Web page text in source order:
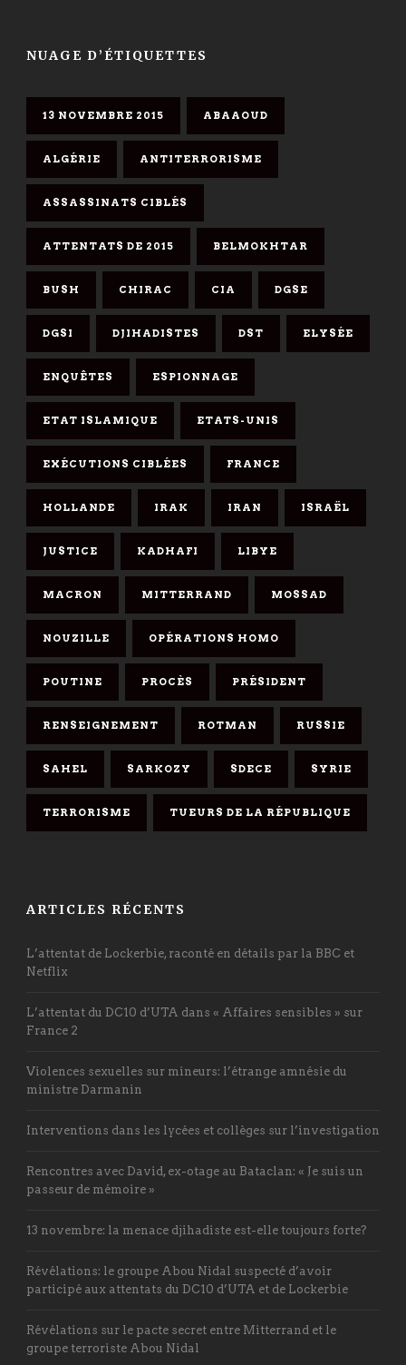
NUAGE D’ÉTIQUETTES
13 NOVEMBRE 2015 ABAAOUD
ALGÉRIE ANTITERRORISME
ASSASSINATS CIBLÉS
ATTENTATS DE 2015 BELMOKHTAR
BUSH CHIRAC CIA DGSE
DGSI DJIHADISTES DST ELYSÉE
ENQUÊTES ESPIONNAGE
ETAT ISLAMIQUE ETATS-UNIS
EXÉCUTIONS CIBLÉES FRANCE
HOLLANDE IRAK IRAN ISRAËL
JUSTICE KADHAFI LIBYE
MACRON MITTERRAND MOSSAD
NOUZILLE OPÉRATIONS HOMO
POUTINE PROCÈS PRÉSIDENT
RENSEIGNEMENT ROTMAN RUSSIE
SAHEL SARKOZY SDECE SYRIE
TERRORISME TUEURS DE LA RÉPUBLIQUE
ARTICLES RÉCENTS
L’attentat de Lockerbie, raconté en détails par la BBC et
Netflix
L’attentat du DC10 d’UTA dans « Affaires sensibles » sur
France 2
Violences sexuelles sur mineurs: l’étrange amnésie du
ministre Darmanin
Interventions dans les lycées et collèges sur l’investigation
Rencontres avec David, ex-otage au Bataclan: « Je suis un
passeur de mémoire »
13 novembre: la menace djihadiste est-elle toujours forte?
Révélations: le groupe Abou Nidal suspecté d’avoir
participé aux attentats du DC10 d’UTA et de Lockerbie
Révélations sur le pacte secret entre Mitterrand et le
groupe terroriste Abou Nidal